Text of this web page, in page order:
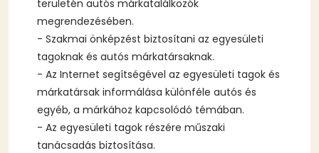
területén autós márkatalálkozók
megrendezésében.
- Szakmai önképzést biztosítani az egyesületi
tagoknak és autós márkatársaknak.
- Az Internet segítségével az egyesületi tagok és
márkatársak informálása különféle autós és
egyéb, a márkához kapcsolódó témában.
- Az egyesületi tagok részére műszaki
tanácsadás biztosítása.